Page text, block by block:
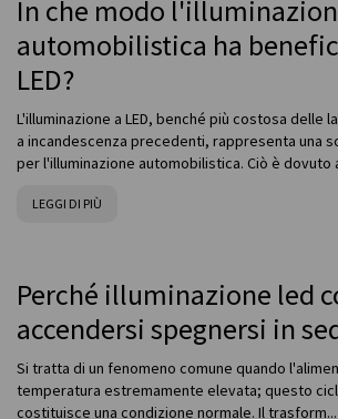
In che modo
automobilistica ha
LED?
L'illuminazione a LED, benché più costosa delle
a incandescenza precedenti, rappresenta una
per l'illuminazione automobilistica. Ciò è dovuto
LEGGI DI PIÙ
Perché illuminazione led
accendersi spegnersi in
Si tratta di un fenomeno comune quando
temperatura estremamente elevata; questo
costituisce una condizione normale. Il trasform...